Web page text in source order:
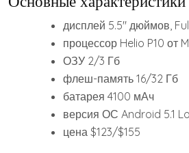
дисплей 5.5″ дюймов,
процессор Helio P10 от
ОЗУ 2/3 Гб
флеш-память 16/32 Гб
батарея 4100 мАч
версия ОС Android 5.1
цена $123/$155